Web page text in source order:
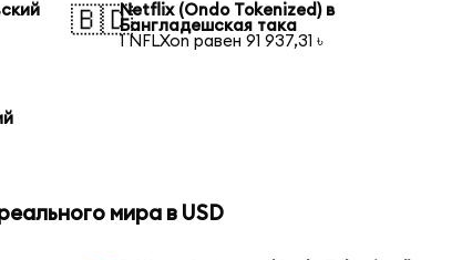
🇧🇩Netflix (Ondo Tokenized) в
Бангладешская така
1 NFLXon равен 91 937,31 ৳
мира в USD